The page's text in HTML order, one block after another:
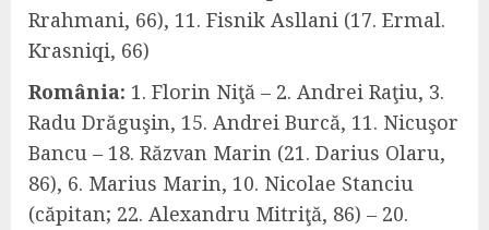
Rrahmani, 66), 11. Fisnik Asllani (17. Ermal.
Krasniqi, 66)
România: 1. Florin Niţă – 2. Andrei Raţiu, 3.
Radu Drăguşin, 15. Andrei Burcă, 11. Nicuşor
Bancu – 18. Răzvan Marin (21. Darius Olaru,
86), 6. Marius Marin, 10. Nicolae Stanciu
(căpitan; 22. Alexandru Mitriţă, 86) – 20.